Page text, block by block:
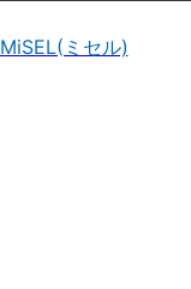
MiSEL(ミセル)